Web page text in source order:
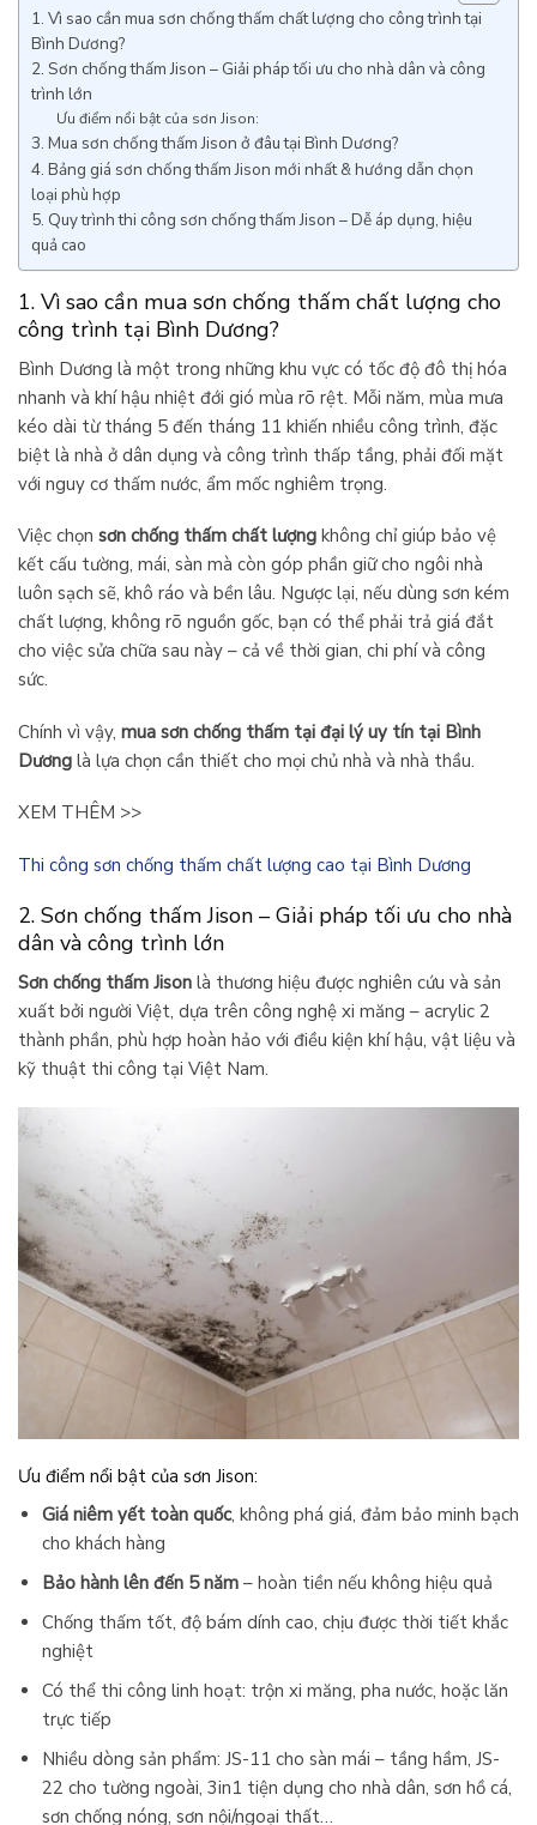
1. Vì sao cần mua sơn chống thấm chất lượng cho công trình tại
Bình Dương?
2. Sơn chống thấm Jison – Giải pháp tối ưu cho nhà dân và công
trình lớn
Ưu điểm nổi bật của sơn Jison:
3. Mua sơn chống thấm Jison ở đâu tại Bình Dương?
4. Bảng giá sơn chống thấm Jison mới nhất & hướng dẫn chọn
loại phù hợp
5. Quy trình thi công sơn chống thấm Jison – Dễ áp dụng, hiệu
quả cao
1. Vì sao cần mua sơn chống thấm chất lượng cho
công trình tại Bình Dương?
Bình Dương là một trong những khu vực có tốc độ đô thị hóa
nhanh và khí hậu nhiệt đới gió mùa rõ rệt. Mỗi năm, mùa mưa
kéo dài từ tháng 5 đến tháng 11 khiến nhiều công trình, đặc
biệt là nhà ở dân dụng và công trình thấp tầng, phải đối mặt
với nguy cơ thấm nước, ẩm mốc nghiêm trọng.
Việc chọn sơn chống thấm chất lượng không chỉ giúp bảo vệ
kết cấu tường, mái, sàn mà còn góp phần giữ cho ngôi nhà
luôn sạch sẽ, khô ráo và bền lâu. Ngược lại, nếu dùng sơn kém
chất lượng, không rõ nguồn gốc, bạn có thể phải trả giá đắt
cho việc sửa chữa sau này – cả về thời gian, chi phí và công
sức.
Chính vì vậy, mua sơn chống thấm tại đại lý uy tín tại Bình
Dương là lựa chọn cần thiết cho mọi chủ nhà và nhà thầu.
XEM THÊM >>
Thi công sơn chống thấm chất lượng cao tại Bình Dương
2. Sơn chống thấm Jison – Giải pháp tối ưu cho nhà
dân và công trình lớn
Sơn chống thấm Jison là thương hiệu được nghiên cứu và sản
xuất bởi người Việt, dựa trên công nghệ xi măng – acrylic 2
thành phần, phù hợp hoàn hảo với điều kiện khí hậu, vật liệu và
kỹ thuật thi công tại Việt Nam.
Ưu điểm nổi bật của sơn Jison:
Giá niêm yết toàn quốc, không phá giá, đảm bảo minh bạch
cho khách hàng
Bảo hành lên đến 5 năm– hoàn tiền nếu không hiệu quả
Chống thấm tốt, độ bám dính cao, chịu được thời tiết khắc
nghiệt
Có thể thi công linh hoạt: trộn xi măng, pha nước, hoặc lăn
trực tiếp
Nhiều dòng sản phẩm: JS-11 cho sàn mái – tầng hầm, JS-
22 cho tường ngoài, 3in1 tiện dụng cho nhà dân, sơn hồ cá,
sơn chống nóng, sơn nội/ngoại thất…